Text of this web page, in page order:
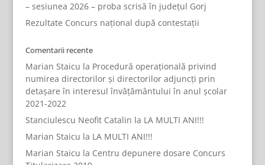
– sesiunea 2026 – proba scrisă în județul Gorj
Rezultate Concurs național după contestații
Comentarii recente
Marian Staicu la Procedură operațională privind
numirea directorilor și directorilor adjuncți prin
detașare în interesul învățământului în anul școlar
2021-2022
Stanciulescu Neofit Catalin la LA MULTI ANI!!!
Marian Staicu la LA MULTI ANI!!!
Marian Staicu la Centru depunere dosare Concurs